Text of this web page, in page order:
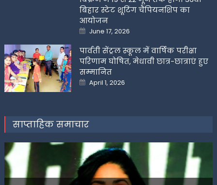
बिहार स्टेट शूटिंग चैंपियनशिप का
आयोजन
Posted
on
June 17, 2026
पार्वती सेंट्रल स्कूल में वार्षिक परीक्षा
परिणाम घोषित, मेधावी छात्र-छात्राएं हुए
सम्मानित
Posted
on
April 1, 2026
साप्ताहिक समाचार